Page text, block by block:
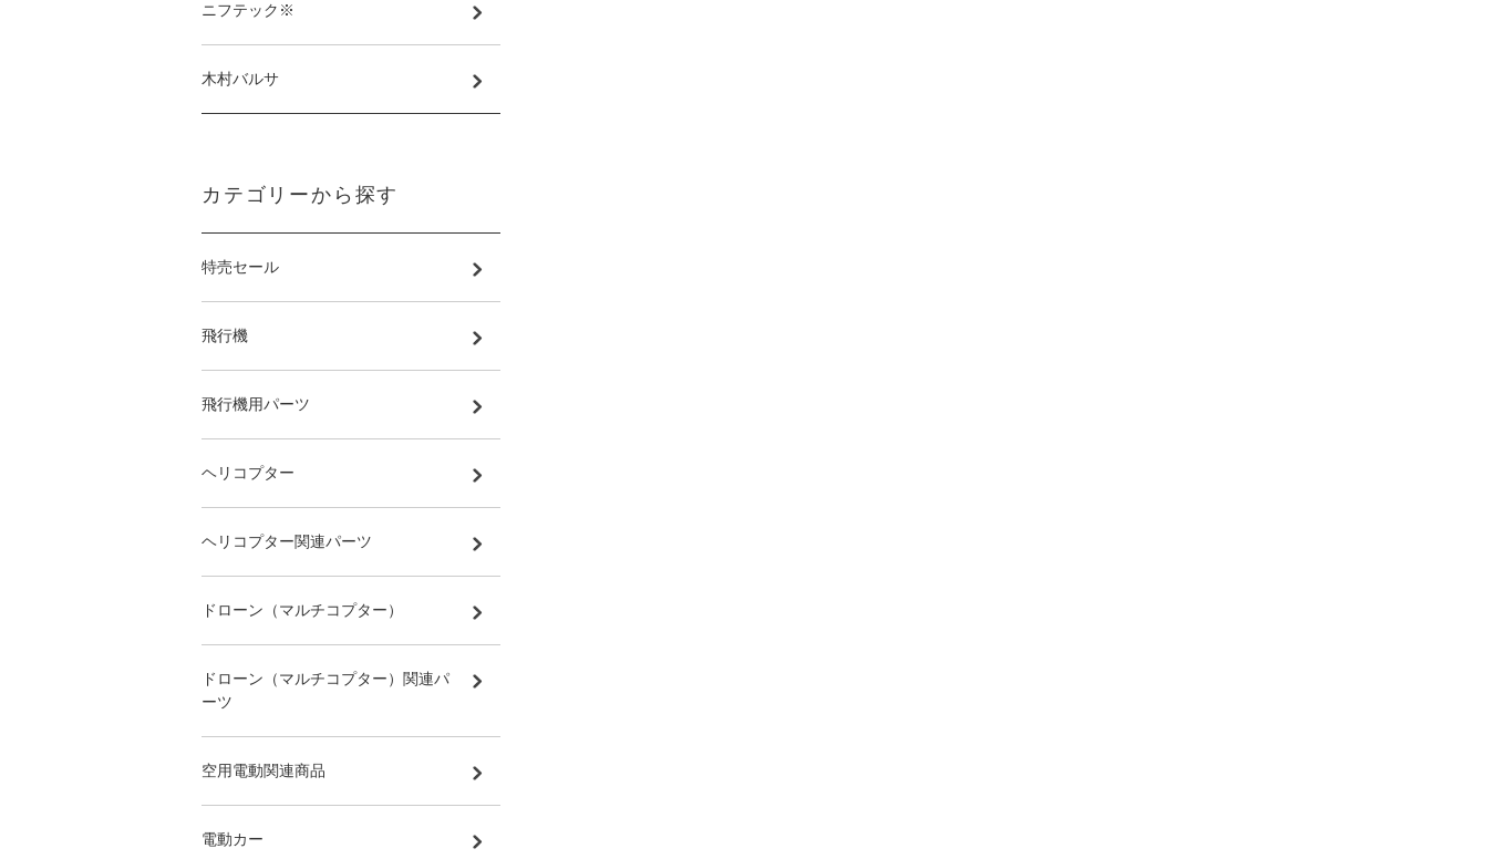
ニフテック※
木村バルサ
カテゴリーから探す
特売セール
飛行機
飛行機用パーツ
ヘリコプター
ヘリコプター関連パーツ
ドローン（マルチコプター）
ドローン（マルチコプター）関連パ
ーツ
空用電動関連商品
電動カー